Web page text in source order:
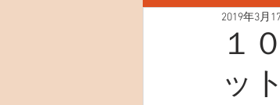
１
ッ
2019年3月